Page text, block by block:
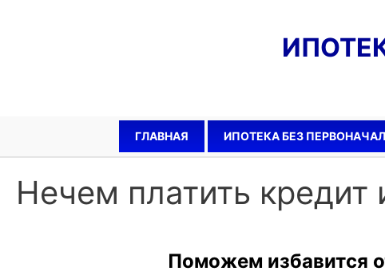
ГЛАВНАЯ ИПОТЕКА БЕЗ
Нечем платить
Поможем избавится